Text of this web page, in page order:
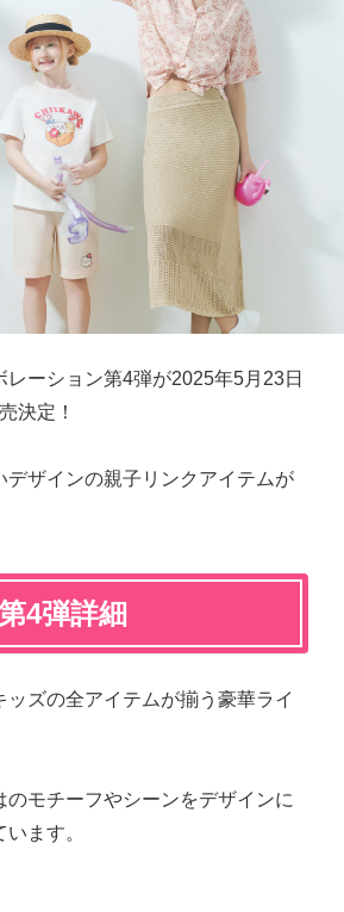
レーション第4弾が2025年5月23日
決定！
デザインの親子リンクアイテムが
4弾詳細
ズの全アイテムが揃う豪華ライ
モチーフやシーンをデザインに
ます。